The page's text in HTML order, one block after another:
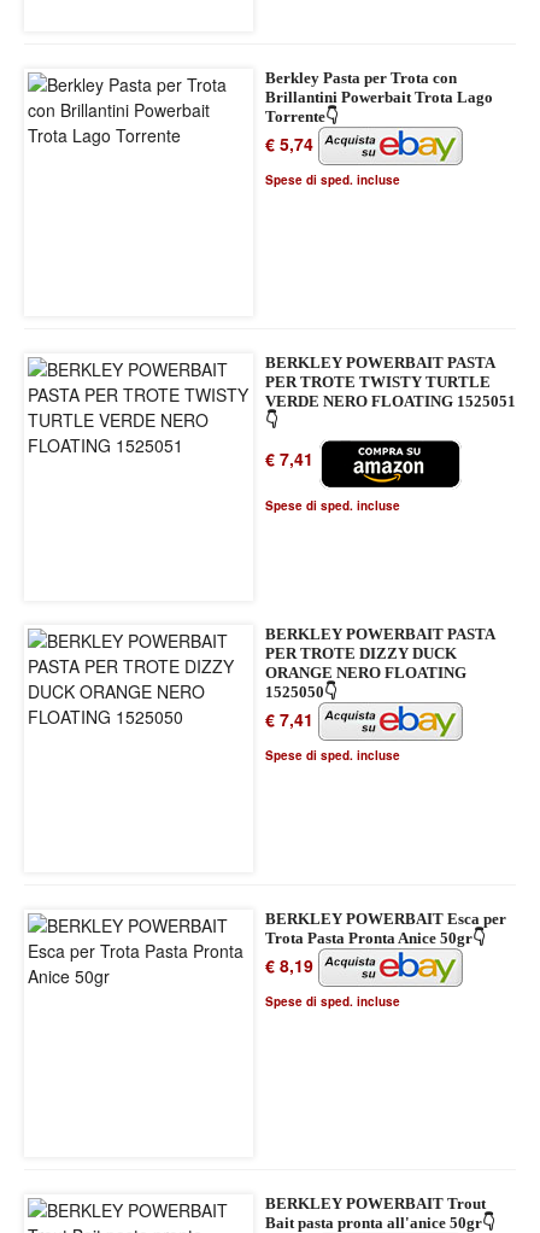
Berkley Pasta per Trota con
Brillantini Powerbait Trota Lago
Torrente👇
€ 5,74
Spese di sped. incluse
BERKLEY POWERBAIT PASTA
PER TROTE TWISTY TURTLE
VERDE NERO FLOATING 1525051
👇
€ 7,41
Spese di sped. incluse
BERKLEY POWERBAIT PASTA
PER TROTE DIZZY DUCK
ORANGE NERO FLOATING
1525050👇
€ 7,41
Spese di sped. incluse
BERKLEY POWERBAIT Esca per
Trota Pasta Pronta Anice 50gr👇
€ 8,19
Spese di sped. incluse
BERKLEY POWERBAIT Trout
Bait pasta pronta all'anice 50gr👇